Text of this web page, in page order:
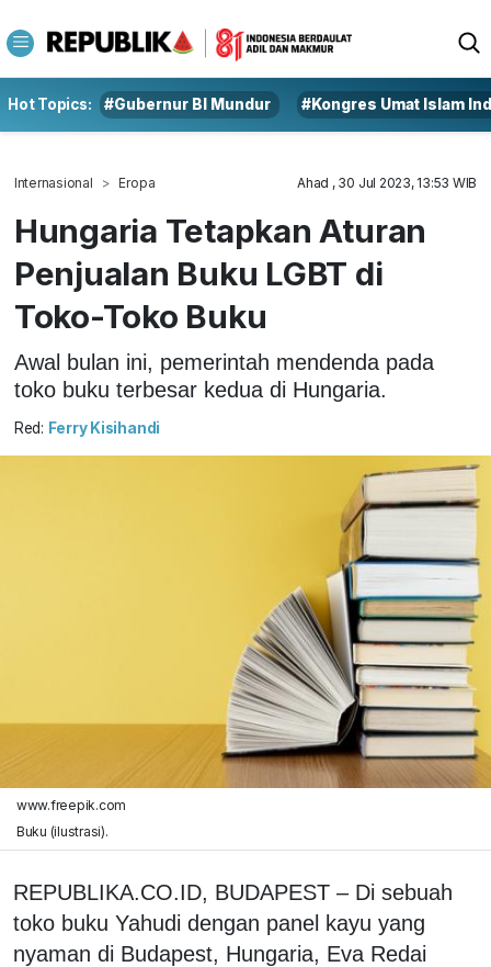
Hot Topics: #Gubernur BI Mundur #Kongres Umat Islam
Internasional Eropa Ahad , 30 Jul 2023, 13:53 WIB
Hungaria Tetapkan Aturan
Penjualan Buku LGBT di
Toko-Toko Buku
Awal bulan ini, pemerintah mendenda pada
toko buku terbesar kedua di Hungaria.
Red: Ferry Kisihandi
www.freepik.com
Buku (ilustrasi).
REPUBLIKA.CO.ID, BUDAPEST – Di sebuah
toko buku Yahudi dengan panel kayu yang
nyaman di Budapest, Hungaria, Eva Redai